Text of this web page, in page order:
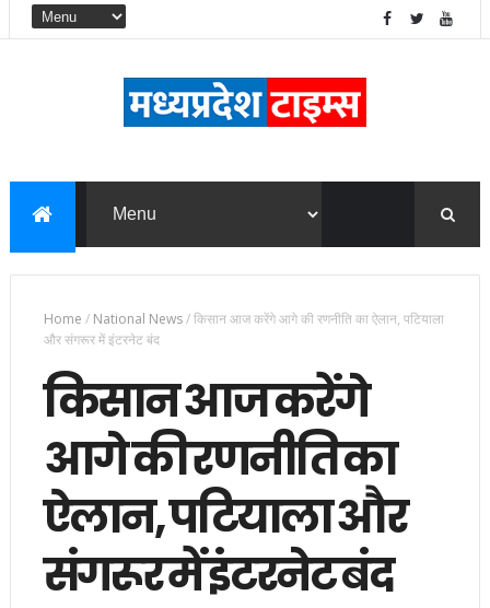
Home / National News/किसान आज करेंगे आगे की रणनीति का ऐलान, पटियाला
और संगरूर में इंटरनेट बंद
किसान आज करेंगे
आगे की रणनीति का
ऐलान, पटियाला और
संगरूर में इंटरनेट बंद